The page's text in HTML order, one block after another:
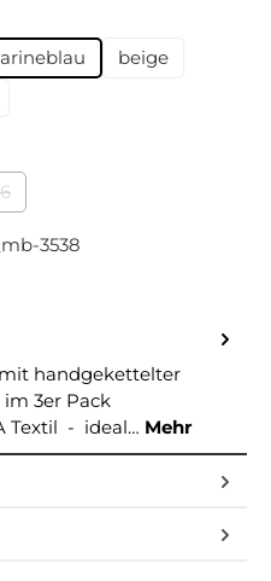
beige
ist zurzeit nicht verfügbar.)
Option ist zurzeit nicht
3538
handgekettelter
3er Pack
Textil - ideal… Mehr